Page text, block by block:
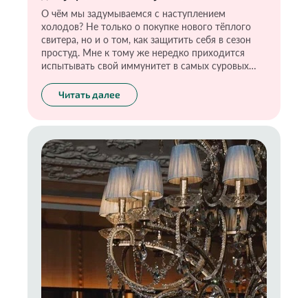
О чём мы задумываемся с наступлением
холодов? Не только о покупке нового тёплого
свитера, но и о том, как защитить себя в сезон
простуд. Мне к тому же нередко приходится
испытывать свой иммунитет в самых суровых
прочие «прелести», но я-то знаю, как поддержать
иммунную систему в холода и не разболеться
действенных правил. Возможно, они покажутся
кому-то банальными, но они действительно
работают. Проверено на себе.
Читать далее